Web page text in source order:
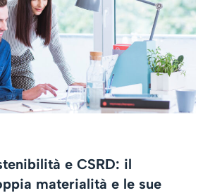
e CSRD: il
materialità e le sue